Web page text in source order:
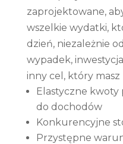
zaprojektowane,
wszelkie wydatki,
dzień, niezależnie
wypadek,
inny cel, który
Elastyczne kwoty
do dochodów
Konkurencyjne
Przystępne